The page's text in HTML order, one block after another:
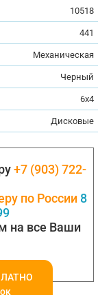
10518
441
Механическая
Черный
6x4
Дисковые
+7 (903) 722-
по России 8
на все Ваши